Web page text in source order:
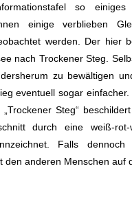
so
einige verblieben
werden. Der hier
nach Trockener Steg.
zu bewältigen
eventuell sogar
Steg“
durch eine weiß-
Falls dennoch
den anderen Menschen auf